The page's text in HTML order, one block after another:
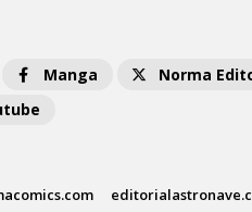
Manga
Norma